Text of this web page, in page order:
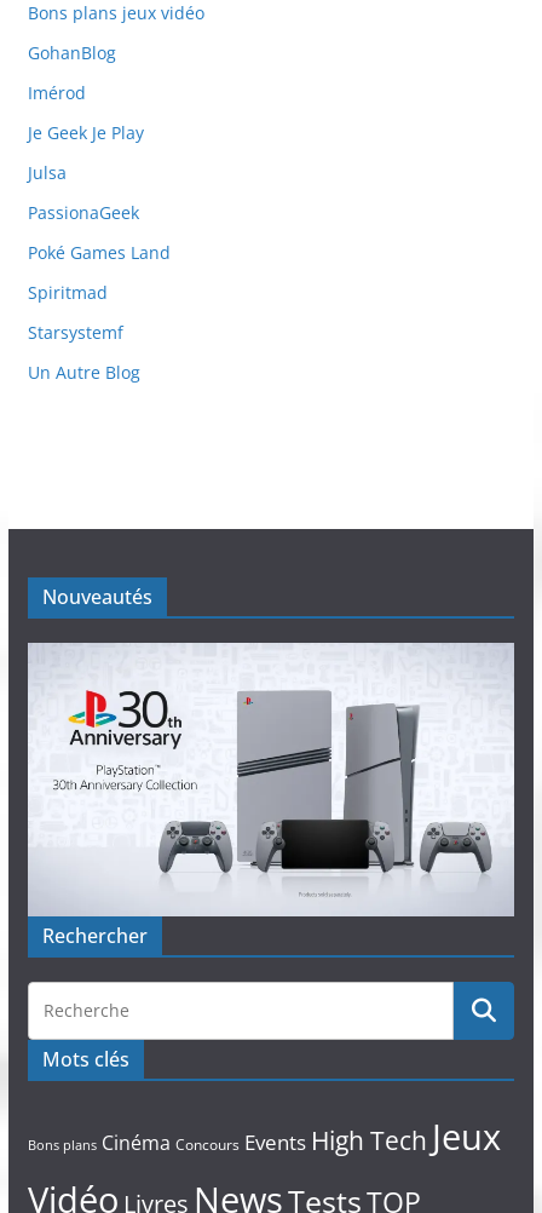
Bons plans jeux vidéo
GohanBlog
Imérod
Je Geek Je Play
Julsa
PassionaGeek
Poké Games Land
Spiritmad
Starsystemf
Un Autre Blog
Nouveautés
Rechercher
Mots clés
Bons plans Cinéma Concours Events High Tech Jeux
Vidéo Livres NewsTestsTOP